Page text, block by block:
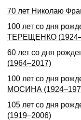
70 лет Николаю
100 лет со дня
ТЕРЕЩЕHКО
60 лет со дня
(1964–2017)
100 лет со дня
МОСИHА
105 лет со дня
(1919–2006)